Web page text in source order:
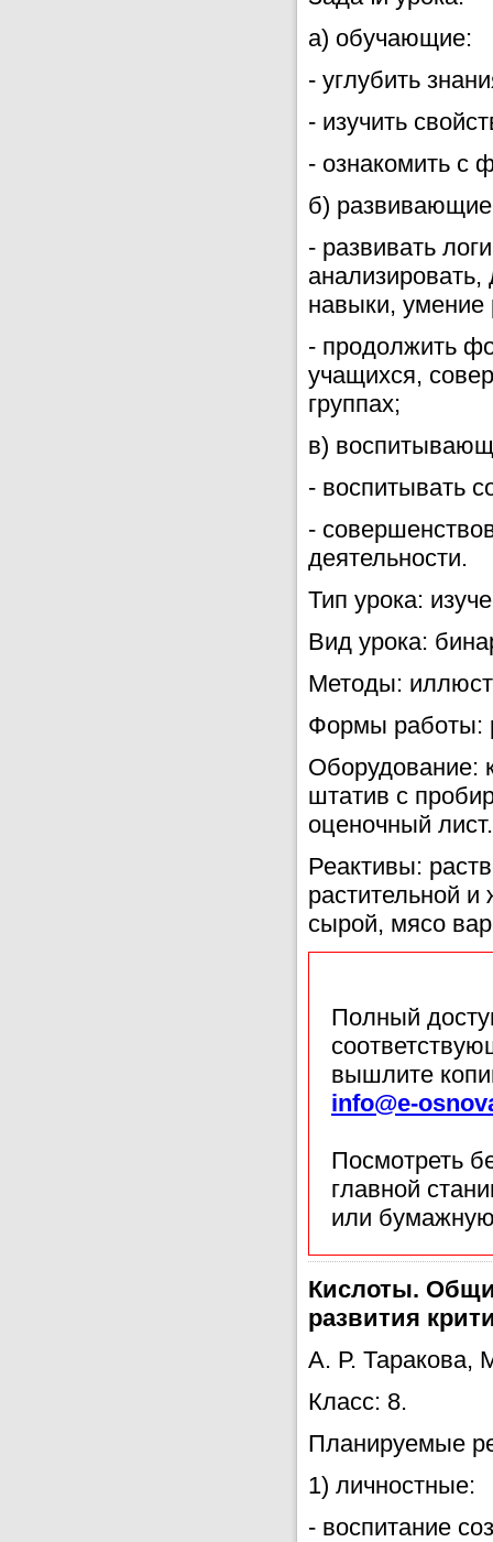
а) обучающие:
- углубить
- изучить
- ознакомить с
б)
- развивать
навыки, умение
- продолжить
учащихся,
группах;
в)
- воспитывать
-
деятельности.
Тип урока:
Вид урока:
Методы:
Формы работы:
Оборудование:
штатив с
оценочный лист.
Реактивы:
растительной
сырой, мясо
Полный
вышлите
info@e-
Посмотреть
главной
или
Кислоты.
развития
А. Р.
Класс: 8.
Планируемые
1) личностные:
- воспитание